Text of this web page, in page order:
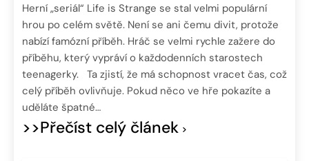
Herní „seriál“ Life is Strange se stal velmi populární
hrou po celém světě. Není se ani čemu divit, protože
nabízí famózní příběh. Hráč se velmi rychle zažere do
příběhu, který vypráví o každodenních starostech
teenagerky. Ta zjistí, že má schopnost vracet čas, což
celý příběh ovlivňuje. Pokud něco ve hře pokazíte a
uděláte špatné…
>>Přečíst celý článek